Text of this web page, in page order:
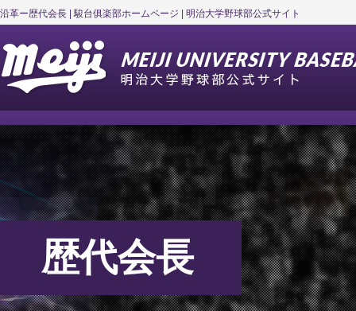
沿革ー歴代会長 | 駿台俱楽部ホームページ | 明治大学野球部公式サイト
歴代会長